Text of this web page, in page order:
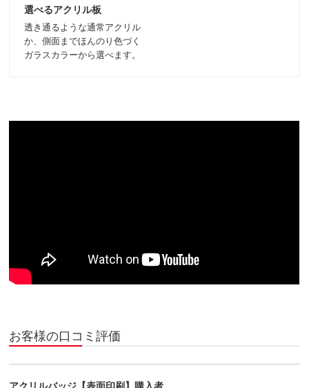
選べるアクリル板
透き通るような通常アクリル
か、側面までほんのり色づく
ガラスカラーから選べます。
お客様の口コミ評価